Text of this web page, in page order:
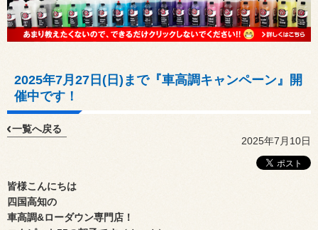
2025年7月27日(日)まで『車高調キャンペーン』開
催中です！
一覧へ戻る
2025年7月10日
皆様こんにちは
四国高知の
車高調&ローダウン専門店！